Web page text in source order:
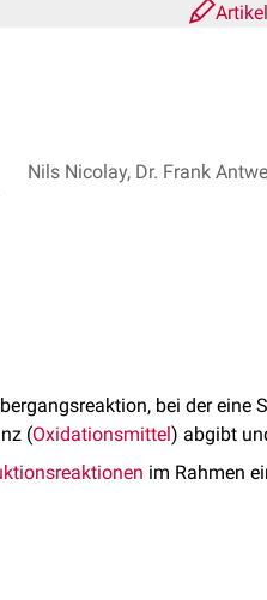
bei der eine
(Oxidationsmittel) abgibt
im Rahmen